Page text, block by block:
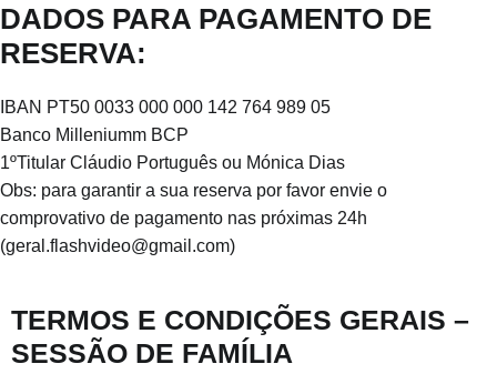
DADOS PARA PAGAMENTO DE
RESERVA:
IBAN PT50 0033 000 000 142 764 989 05
Banco Milleniumm BCP
1ºTitular Cláudio Português ou Mónica Dias
Obs: para garantir a sua reserva por favor envie o
comprovativo de pagamento nas próximas 24h
(geral.flashvideo@gmail.com)
TERMOS E CONDIÇÕES GERAIS –
SESSÃO DE FAMÍLIA​